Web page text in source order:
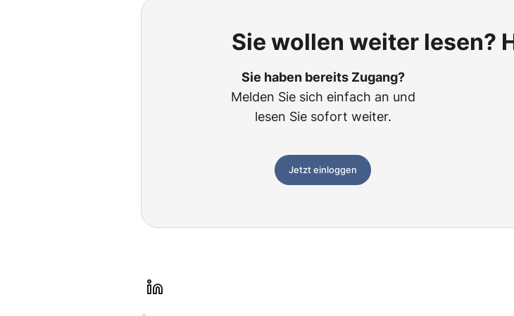
Sie wollen weiter lesen?
Sie haben bereits Zugang?
Melden Sie sich einfach an und
lesen Sie sofort weiter.
Jetzt einloggen